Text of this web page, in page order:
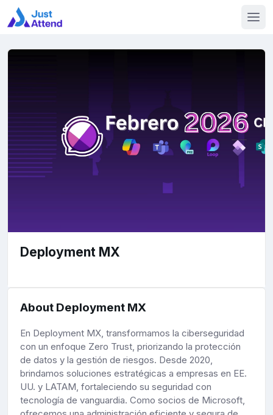
Deployment MX
About Deployment MX
En Deployment MX, transformamos la ciberseguridad
con un enfoque Zero Trust, priorizando la protección
de datos y la gestión de riesgos. Desde 2020,
brindamos soluciones estratégicas a empresas en EE.
UU. y LATAM, fortaleciendo su seguridad con
tecnología de vanguardia. Como socios de Microsoft,